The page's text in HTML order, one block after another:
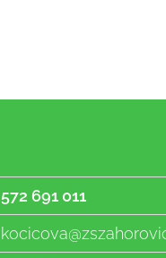
572 691 011